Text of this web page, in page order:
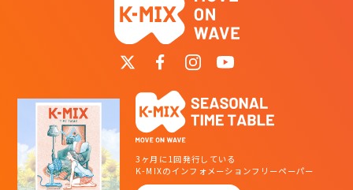
3ヶ月に1回発行している
K-MIXのインフォメーションフリーペーパー